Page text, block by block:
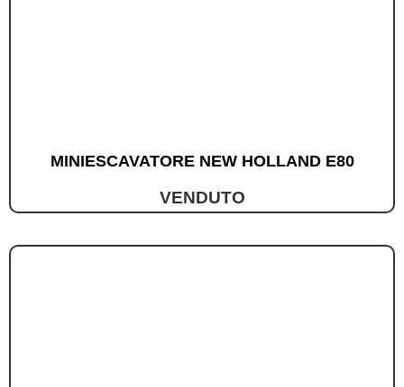
MINIESCAVATORE NEW HOLLAND E80
VENDUTO